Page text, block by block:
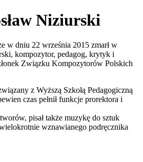
Niziurski
w dniu 22 września 2015 zmarł w
kompozytor, pedagog, krytyk i
Związku Kompozytorów Polskich
z Wyższą Szkołą Pedagogiczną
czas pełnił funkcje prorektora i
pisał także muzykę do sztuk
wznawianego podręcznika